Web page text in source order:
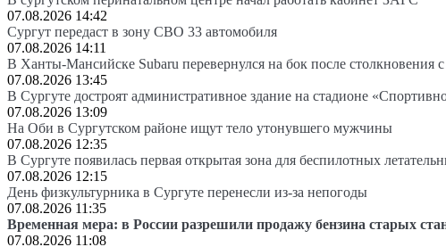
07.08.2026 14:42
Сургут передаст в зону СВО 33 автомобиля
07.08.2026 14:11
В Ханты-Мансийске Subaru перевернулся на бок после столкновения
07.08.2026 13:45
В Сургуте достроят административное здание на стадионе
07.08.2026 13:09
На Оби в Сургутском районе ищут тело утонувшего мужчины
07.08.2026 12:35
В Сургуте появилась первая открытая зона для беспилотных
07.08.2026 12:15
День физкультурника в Сургуте перенесли из-за непогоды
07.08.2026 11:35
Временная мера: в России разрешили продажу бензина старых
07.08.2026 11:08